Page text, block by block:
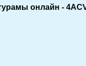
онлайн -